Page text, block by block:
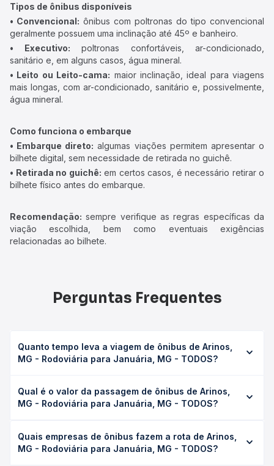
Tipos de ônibus disponíveis
• Convencional: ônibus com poltronas do tipo convencional
geralmente possuem uma inclinação até 45º e banheiro.
• Executivo: poltronas confortáveis, ar-condicionado,
sanitário e, em alguns casos, água mineral.
• Leito ou Leito-cama: maior inclinação, ideal para viagens
mais longas, com ar-condicionado, sanitário e, possivelmente,
água mineral.
Como funciona o embarque
• Embarque direto: algumas viações permitem apresentar o
bilhete digital, sem necessidade de retirada no guichê.
• Retirada no guichê: em certos casos, é necessário retirar o
bilhete físico antes do embarque.
Recomendação: sempre verifique as regras específicas da
viação escolhida, bem como eventuais exigências
relacionadas ao bilhete.
Perguntas Frequentes
Quanto tempo leva a viagem de ônibus de Arinos,
MG - Rodoviária para Januária, MG - TODOS?
Januária, MG - TODOS leva em média 7h 58min, podendo
variar conforme a viação, o tipo de serviço (convencional,
duração exata de cada opção na data desejada.
Qual é o valor da passagem de ônibus de Arinos,
MG - Rodoviária para Januária, MG - TODOS?
Rodoviária para Januária, MG - TODOS custa em média R$
97,00 e varia conforme a data da viagem, a empresa, o
Quais empresas de ônibus fazem a rota de Arinos,
MG - Rodoviária para Januária, MG - TODOS?